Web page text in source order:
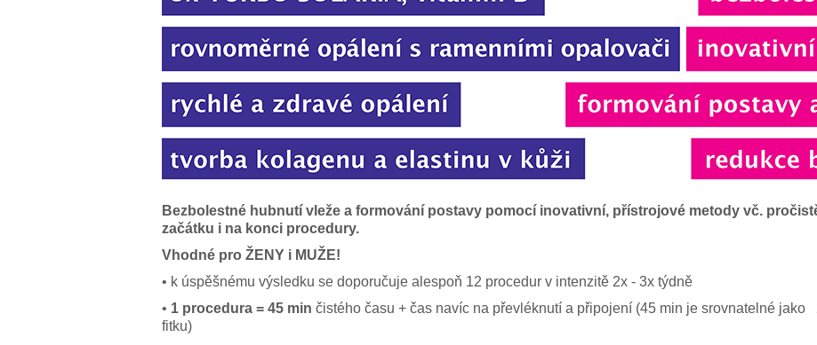
Bezbolestné hubnutí vleže a formování postavy pomocí inovativní, přístrojové metody vč.
začátku i na konci procedury.
Vhodné pro ŽENY i MUŽE!
• k úspěšnému výsledku se doporučuje alespoň 12 procedur v intenzitě 2x - 3x týdně
• 1 procedura = 45 min čistého času + čas navíc na převléknutí a připojení (45 min je srovnatelné
fitku)